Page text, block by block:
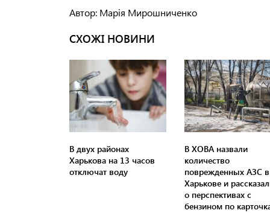
Автор: Марія Мирошниченко
СХОЖІ НОВИНИ
В двух районах
Харькова на 13 часов
отключат воду
В ХОВА назвали
количество
поврежденных АЗС в
Харькове и
о перспективах с
бензином по